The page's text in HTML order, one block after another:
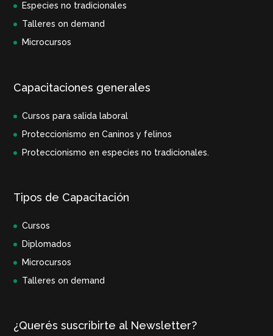
Especies no tradicionales
Talleres on demand
Microcursos
Capacitaciones generales
Cursos para salida laboral
Proteccionismo en Caninos y felinos
Proteccionismo en especies no tradicionales.
Tipos de Capacitación
Cursos
Diplomados
Microcursos
Talleres on demand
¿Querés suscribirte al Newsletter?